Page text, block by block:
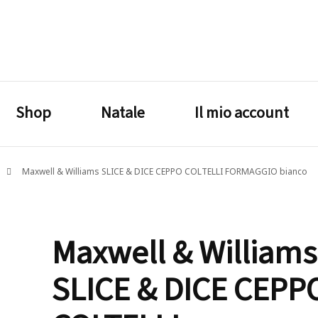
Shop Natale Il mio account
Maxwell & Williams SLICE & DICE CEPPO COLTELLI FORMAGGIO bianco
Maxwell & Williams
SLICE & DICE